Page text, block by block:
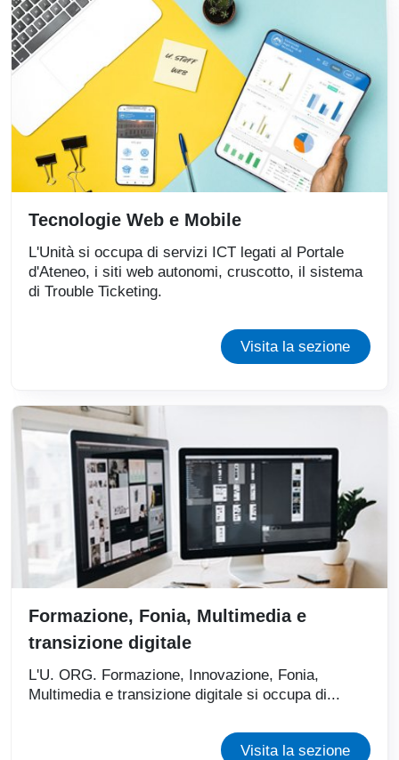
Tecnologie Web e Mobile
L'Unità si occupa di servizi ICT legati al Portale
d'Ateneo, i siti web autonomi, cruscotto, il sistema
di Trouble Ticketing.
Visita la sezione
Formazione, Fonia, Multimedia e
transizione digitale
L'U. ORG. Formazione, Innovazione, Fonia,
Multimedia e transizione digitale si occupa di...
Visita la sezione